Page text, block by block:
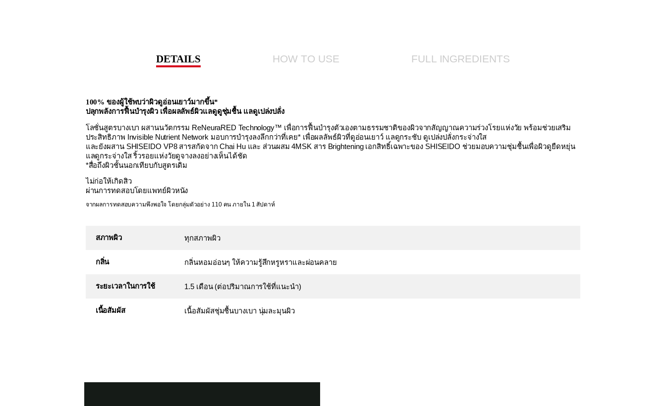
DETAILS HOW TO USE FULL INGREDIENTS
100% ของผู้ใช้พบว่าผิวดูอ่อนเยาว์มากขึ้น*
ปลุกพลังการฟื้นบำรุงผิว เพื่อผลลัพธ์ผิวแลดูดูชุ่มชื้น แลดูเปล่งปลั่ง
โลชั่นสูตรบางเบา ผสานนวัตกรรม ReNeuraRED Technology™ เพื่อการฟื้นบำรุงตัวเองตามธรรมชาติของผิวจากสัญญาณความร่วงโรยแห่งวัย พร้อมช่วยเสริม
ประสิทธิภาพ Invisible Nutrient Network มอบการบำรุงลงลึกกว่าที่เคย* เพื่อผลลัพธ์ผิวที่ดูอ่อนเยาว์ แลดูกระชับ ดูเปล่งปลั่งกระจ่างใส
และยังผสาน SHISEIDO VP8 สารสกัดจาก Chai Hu และ ส่วนผสม 4MSK สาร Brightening เอกสิทธิ์เฉพาะของ SHISEIDO ช่วยมอบความชุ่มชื้นเพื่อผิวดูยืดหยุ่น
แลดูกระจ่างใส ริ้วรอยแห่งวัยดูจางลงอย่างเห็นได้ชัด
*สื่อถึงผิวชั้นนอกเทียบกับสูตรเดิม
ไม่ก่อให้เกิดสิว
ผ่านการทดสอบโดยแพทย์ผิวหนัง
จากผลการทดสอบความพึงพอใจ โดยกลุ่มตัวอย่าง 110 คน ภายใน 1 สัปดาห์
สภาพผิว ทุกสภาพผิว
กลิ่น กลิ่นหอมอ่อนๆ ให้ความรู้สึกหรูหราและผ่อนคลาย
ระยะเวลาในการใช้ 1.5 เดือน (ต่อปริมาณการใช้ที่แนะนำ)
เนื้อสัมผัส เนื้อสัมผัสชุ่มชื้นบางเบา นุ่มละมุนผิว